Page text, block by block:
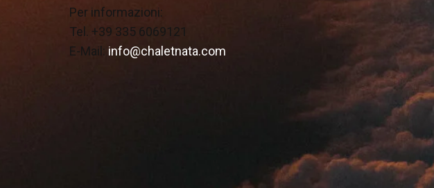
Per informazioni:
Tel. +39 335 6069121
E-Mail: info@chaletnata.com